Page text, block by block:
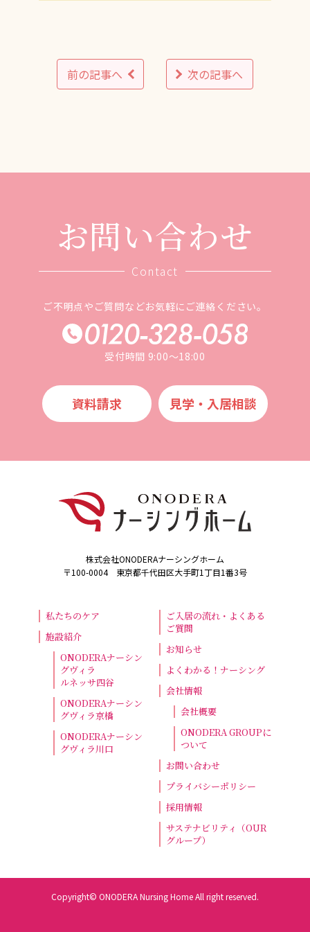
前の記事へ 次の記事へ
お問い合わせ
Contact
ご不明点やご質問などお気軽にご連絡ください。
受付時間 9:00～18:00
資料請求 ⾒学・⼊居相談
株式会社ONODERAナーシングホーム
〒100-0004 東京都千代田区大手町1丁目1番3号
私たちのケア
施設紹介
ONODERAナーシン
グヴィラ
ルネッサ四谷
ONODERAナーシン
グヴィラ京橋
ONODERAナーシン
グヴィラ川口
ご入居の流れ・よくある
ご質問
お知らせ
よくわかる！ナーシング
会社情報
会社概要
ONODERA GROUPに
ついて
お問い合わせ
プライバシーポリシー
採用情報
サステナビリティ（OUR
グループ）
Copyright© ONODERA Nursing Home All right reserved.